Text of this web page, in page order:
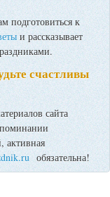
к
и рассказывает
счастливы
сайта
активная
обязательна!